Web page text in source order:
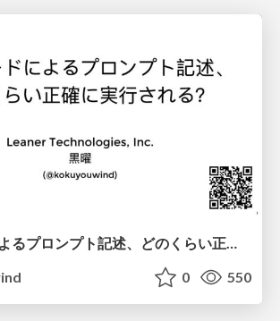
疑似コードによるプロンプト記述、どのくらい正確に実行される？
0 550